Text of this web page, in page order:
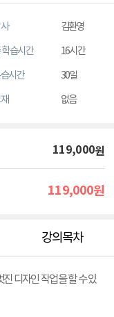
김환영
학습시간 16시간
시간 30일
없음
119,000원
119,000원
강의목차
디자인 작업을 할 수 있